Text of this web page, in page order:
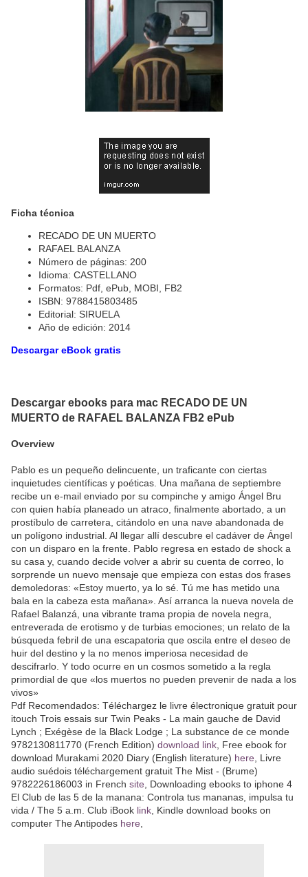
Ficha técnica
RECADO DE UN MUERTO
RAFAEL BALANZA
Número de páginas: 200
Idioma: CASTELLANO
Formatos: Pdf, ePub, MOBI, FB2
ISBN: 9788415803485
Editorial: SIRUELA
Año de edición: 2014
Descargar eBook gratis
Descargar ebooks para mac RECADO DE UN
MUERTO de RAFAEL BALANZA FB2 ePub
Overview
Pablo es un pequeño delincuente, un traficante con ciertas
inquietudes científicas y poéticas. Una mañana de septiembre
recibe un e-mail enviado por su compinche y amigo Ángel Bru
con quien había planeado un atraco, finalmente abortado, a un
prostíbulo de carretera, citándolo en una nave abandonada de
un polígono industrial. Al llegar allí descubre el cadáver de Ángel
con un disparo en la frente. Pablo regresa en estado de shock a
su casa y, cuando decide volver a abrir su cuenta de correo, lo
sorprende un nuevo mensaje que empieza con estas dos frases
demoledoras: «Estoy muerto, ya lo sé. Tú me has metido una
bala en la cabeza esta mañana». Así arranca la nueva novela de
Rafael Balanzá, una vibrante trama propia de novela negra,
entreverada de erotismo y de turbias emociones; un relato de la
búsqueda febril de una escapatoria que oscila entre el deseo de
huir del destino y la no menos imperiosa necesidad de
descifrarlo. Y todo ocurre en un cosmos sometido a la regla
primordial de que «los muertos no pueden prevenir de nada a los
vivos»
Pdf Recomendados: Téléchargez le livre électronique gratuit pour
itouch Trois essais sur Twin Peaks - La main gauche de David
Lynch ; Exégèse de la Black Lodge ; La substance de ce monde
9782130811770 (French Edition) download link , Free ebook for
download Murakami 2020 Diary (English literature) here , Livre
audio suédois téléchargement gratuit The Mist - (Brume)
9782226186003 in French site , Downloading ebooks to iphone 4
El Club de las 5 de la manana: Controla tus mananas, impulsa tu
vida / The 5 a.m. Club iBook link , Kindle download books on
computer The Antipodes here